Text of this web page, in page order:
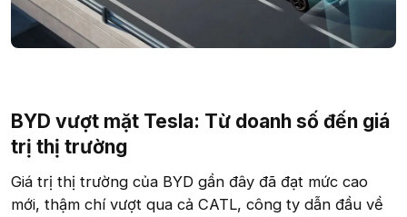
BYD vượt mặt Tesla: Từ doanh số đến giá
trị thị trường
Giá trị thị trường của BYD gần đây đã đạt mức cao
mới, thậm chí vượt qua cả CATL, công ty dẫn đầu về